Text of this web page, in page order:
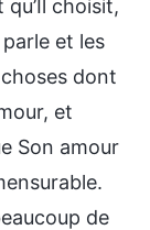
choisit,
et les
dont
et
Son amour
de